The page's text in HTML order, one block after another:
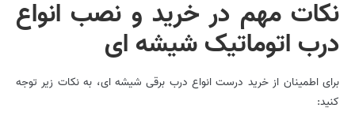
نکات مهم در خرید و نصب انواع
درب اتوماتیک شیشه ای
برای اطمینان از خرید درست انواع درب برقی شیشه ای، به نکات زیر توجه
کنید: